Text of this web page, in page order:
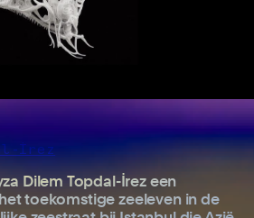
İrez
Dilem Topdal-İrez een
toekomstige zeeleven in de